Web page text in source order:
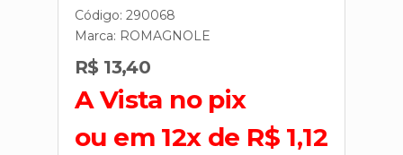
Código: 290068
Marca: ROMAGNOLE
R$ 13,40
A Vista no pix
ou em 12x de R$ 1,12